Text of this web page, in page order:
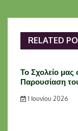
RELATED
Το Σχολείο
Παρουσίαση
1 Ιουνίου 2026